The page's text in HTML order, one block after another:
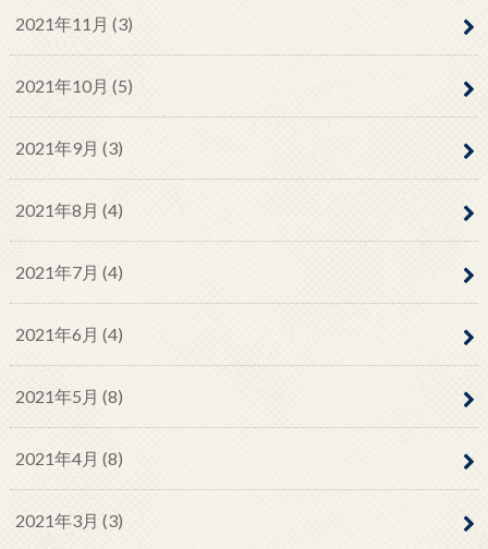
2021年11月 (3)
2021年10月 (5)
2021年9月 (3)
2021年8月 (4)
2021年7月 (4)
2021年6月 (4)
2021年5月 (8)
2021年4月 (8)
2021年3月 (3)